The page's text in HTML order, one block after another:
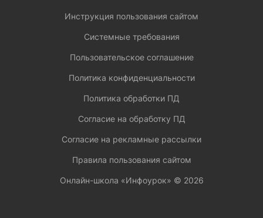
Инструкция пользования сайтом
Системные требования
Пользовательское соглашение
Политика конфиденциальности
Политика обработки ПД
Согласие на обработку ПД
Согласие на рекламные рассылки
Правила пользования сайтом
Онлайн-школа «Инфоурок» © 2026